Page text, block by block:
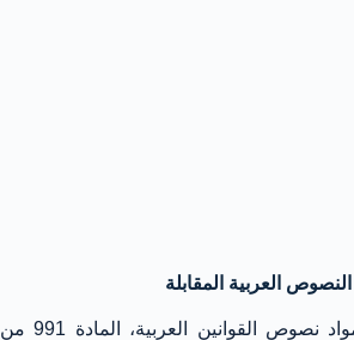
النصوص العربية المقابلة
هذه المادة تقابل من مواد نصوص القوانين العربية، المادة 991 من